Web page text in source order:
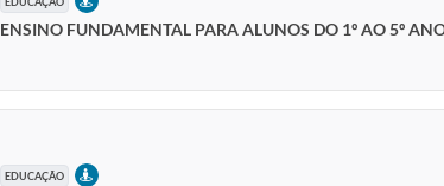
ENSINO FUNDAMENTAL PARA ALUNOS DO 1º AO 5º
EDUCAÇÃO PRESENCIAL